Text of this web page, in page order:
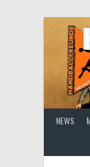
NEWS